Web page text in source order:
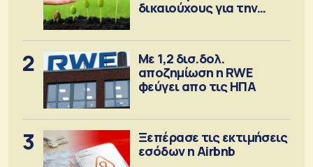
δικαιούχους για την
2
Με 1,2 δισ.δολ.
αποζημίωση η RWE
φεύγει απο τις ΗΠΑ
3
Ξεπέρασε τις εκτιμήσεις
εσόδων η Airbnb